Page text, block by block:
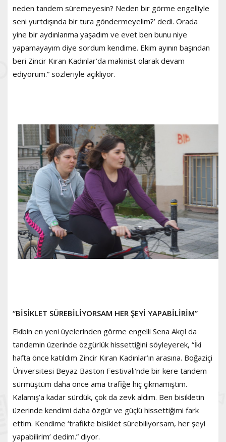
neden tandem süremeyesin? Neden bir görme engelliyle
seni yurtdışında bir tura göndermeyelim?’ dedi. Orada
yine bir aydınlanma yaşadım ve evet ben bunu niye
yapamayayım diye sordum kendime. Ekim ayının başından
beri Zincir Kıran Kadınlar’da makinist olarak devam
ediyorum.” sözleriyle açıklıyor.
“BİSİKLET SÜREBİLİYORSAM HER ŞEYİ YAPABİLİRİM”
Ekibin en yeni üyelerinden görme engelli Sena Akçıl da
tandemin üzerinde özgürlük hissettiğini söyleyerek, “İki
hafta önce katıldım Zincir Kıran Kadınlar’ın arasına. Boğaziçi
Üniversitesi Beyaz Baston Festivali’nde bir kere tandem
sürmüştüm daha önce ama trafiğe hiç çıkmamıştım.
Kalamış’a kadar sürdük, çok da zevk aldım. Ben bisikletin
üzerinde kendimi daha özgür ve güçlü hissettiğimi fark
ettim. Kendime ‘trafikte bisiklet sürebiliyorsam, her şeyi
yapabilirim’ dedim.” diyor.